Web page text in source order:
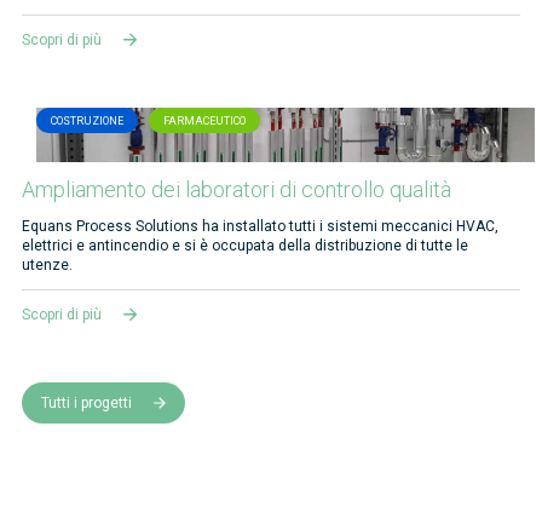
Scopri di più
COSTRUZIONE FARMACEUTICO
Ampliamento dei laboratori di controllo qualità
Equans Process Solutions ha installato tutti i sistemi meccanici HVAC,
elettrici e antincendio e si è occupata della distribuzione di tutte le
utenze.
Scopri di più
Tutti i progetti